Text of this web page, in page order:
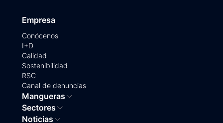
Empresa
Conócenos
I+D
Calidad
Sostenibilidad
RSC
Canal de denuncias
Mangueras
Sectores
Noticias